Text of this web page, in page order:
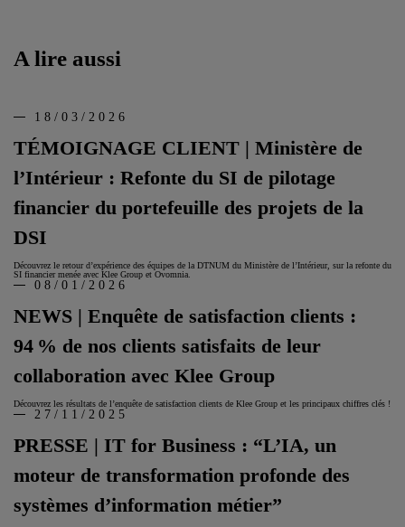
A lire aussi
TÉMOIGNAGE CLIENT | Ministère de
l’Intérieur : Refonte du SI de pilotage
financier du portefeuille des projets de la
DSI
18/03/2026
Découvrez le retour d’expérience des équipes de la DTNUM du Ministère de l’Intérieur, sur la refonte du
SI financier menée avec Klee Group et Ovomnia.
NEWS | Enquête de satisfaction clients :
94 % de nos clients satisfaits de leur
collaboration avec Klee Group
08/01/2026
Découvrez les résultats de l’enquête de satisfaction clients de Klee Group et les principaux chiffres clés !
PRESSE | IT for Business : “L’IA, un
moteur de transformation profonde des
systèmes d’information métier”
27/11/2025